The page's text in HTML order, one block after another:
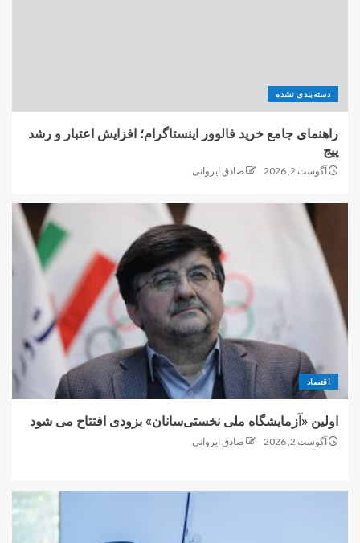
دسته‌بندی نشده
راهنمای جامع خرید فالوور اینستاگرام؛ افزایش اعتبار و رشد
پیج
آگوست 2, 2026 صادق ایروانی
اقتصاد
اولین «آزمایشگاه ملی نخستی‌سانان» بزودی افتتاح می شود
آگوست 2, 2026 صادق ایروانی